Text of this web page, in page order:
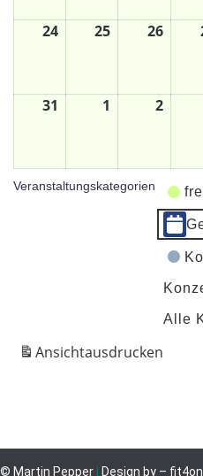
24 25 26
31 1 2
Veranstaltungskategorien
Alle
Ansichtausdrucken
© Martin Pepper | Design by –